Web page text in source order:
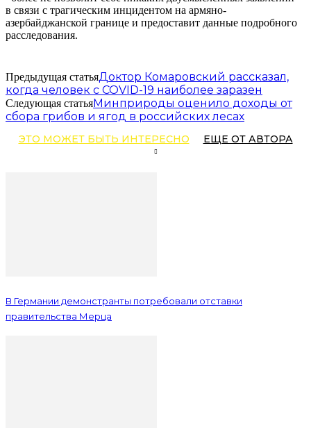
в связи с трагическим инцидентом на армяно-
азербайджанской границе и предоставит данные подробного
расследования.
Предыдущая статьяДоктор Комаровский рассказал,
когда человек с COVID-19 наиболее заразен
Следующая статьяМинприроды оценило доходы от
сбора грибов и ягод в российских лесах
ЭТО МОЖЕТ БЫТЬ ИНТЕРЕСНО ЕЩЕ ОТ АВТОРА
В Германии демонстранты потребовали отставки
правительства Мерца